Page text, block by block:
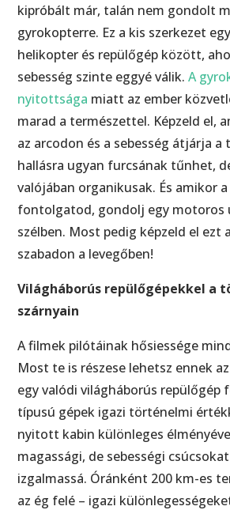
kipróbált már, talán nem gondolt
gyrokopterre. Ez a kis szerkezet
helikopter és repülőgép között,
sebesség szinte eggyé válik.A
nyitottsága miatt az ember
marad a természettel. Képzeld el,
az arcodon és a sebesség átjárja a
hallásra ugyan furcsának tűnhet,
valójában organikusak. És amikor
fontolgatod, gondolj egy motoros
szélben. Most pedig képzeld el ezt
szabadon a levegőben!
Világháborús repülőgépekkel a
szárnyain
A filmek pilótáinak hősiessége
Most te is részese lehetsz ennek
egy valódi világháborús repülőgép
típusú gépek igazi történelmi
nyitott kabin különleges
magassági, de sebességi
izgalmassá. Óránként 200 km-es
az ég felé – igazi